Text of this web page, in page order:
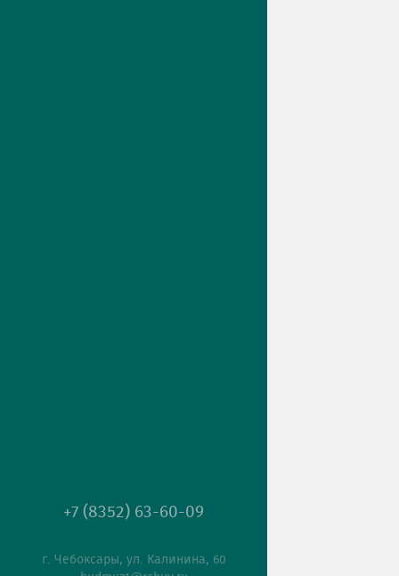
+7 (8352) 63-60-09
г. Чебоксары, ул. Калинина, 60